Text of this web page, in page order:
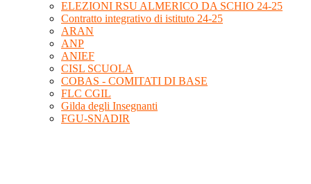
ELEZIONI RSU ALMERICO DA SCHIO 24-25
Contratto integrativo di istituto 24-25
ARAN
ANP
ANIEF
CISL SCUOLA
COBAS - COMITATI DI BASE
FLC CGIL
Gilda degli Insegnanti
FGU-SNADIR